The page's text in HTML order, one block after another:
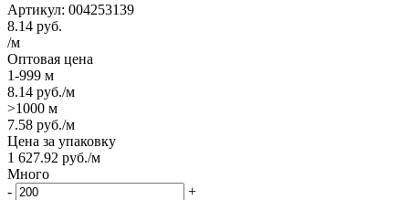
Артикул: 004253139
8.14 руб.
/м
Оптовая цена
1-999 м
8.14 руб./м
>1000 м
7.58 руб./м
Цена за упаковку
1 627.92 руб./м
Много
-
+